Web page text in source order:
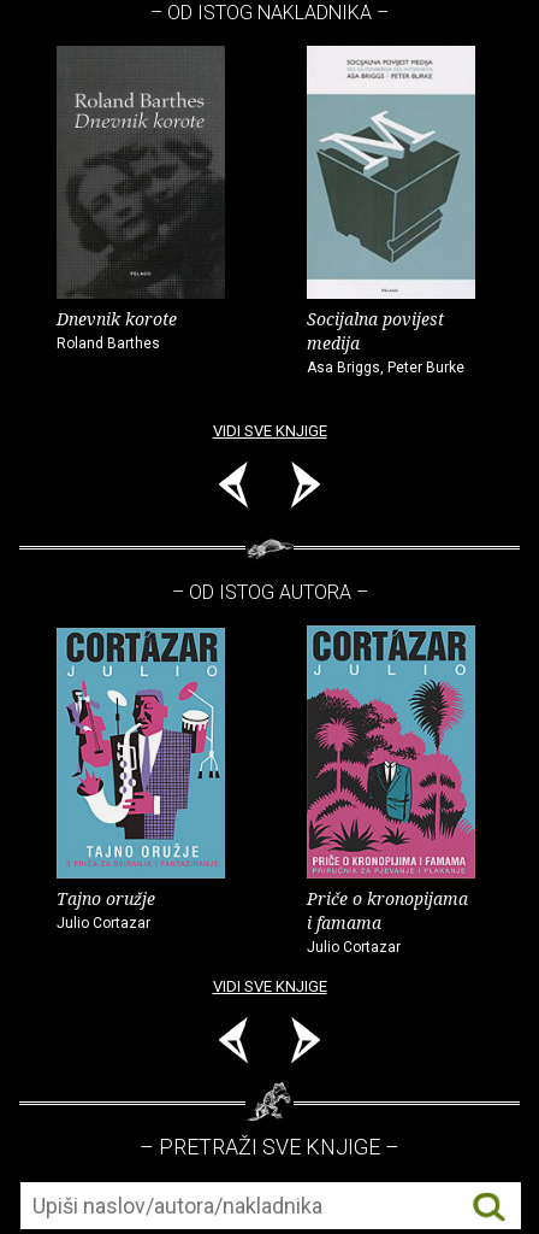
– OD ISTOG NAKLADNIKA –
Dnevnik korote
Roland Barthes
Socijalna povijest
medija
Asa Briggs, Peter Burke
VIDI SVE KNJIGE
– OD ISTOG AUTORA –
Tajno oružje
Julio Cortazar
Priče o kronopijama
i famama
Julio Cortazar
VIDI SVE KNJIGE
– PRETRAŽI SVE KNJIGE –